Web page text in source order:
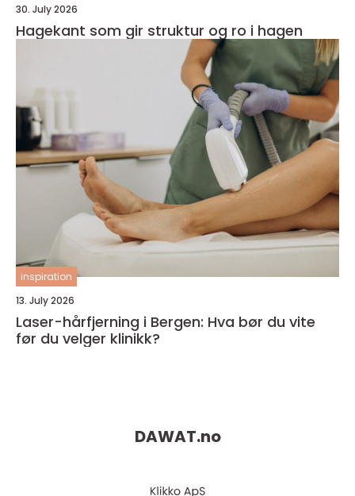
30. July 2026
Hagekant som gir struktur og ro i hagen
inspiration
13. July 2026
Laser-hårfjerning i Bergen: Hva bør du vite
før du velger klinikk?
DAWAT.no